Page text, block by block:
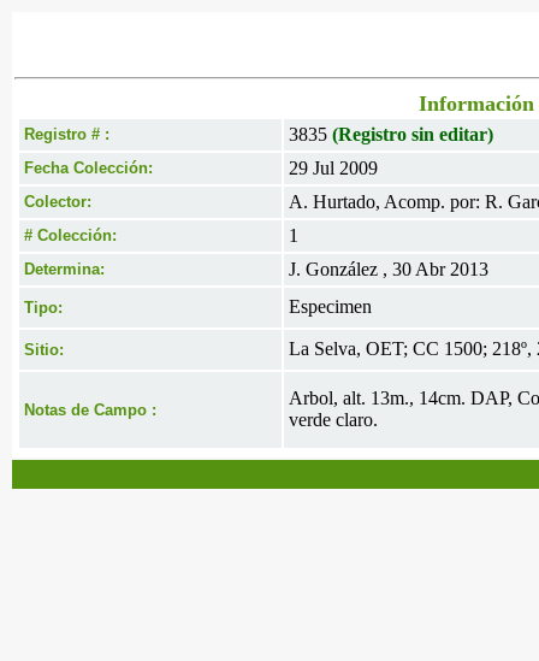
Información
Registro # : 3835 (Registro sin editar)
Fecha Colección: 29 Jul 2009
Colector: A. Hurtado, Acomp. por: R.
# Colección: 1
Determina: J. González , 30 Abr 2013
Tipo: Especimen
Sitio: La Selva, OET; CC 1500; 218º,
Notas de Campo :
Arbol, alt. 13m., 14cm. DAP,
verde claro.